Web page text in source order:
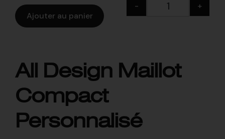
-
+
Ajouter au panier
All Design Maillot
Compact
Personnalisé